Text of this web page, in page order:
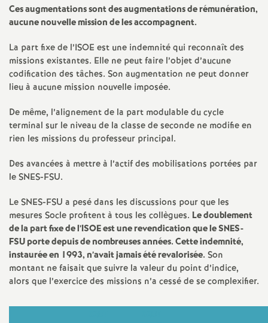
g
n
e
m
e
n
t
s
d
e
Ces augmentations sont des augmentations de rémunération,
aucune nouvelle mission de les accompagnent.
La part fixe de l’ISOE est une indemnité qui reconnaît des
missions existantes. Elle ne peut faire l’objet d’aucune
codification des tâches. Son augmentation ne peut donner
lieu à aucune mission nouvelle imposée.
De même, l’alignement de la part modulable du cycle
terminal sur le niveau de la classe de seconde ne modifie en
rien les missions du professeur principal.
Des avancées à mettre à l’actif des mobilisations portées par
le SNES-FSU.
Le SNES-FSU a pesé dans les discussions pour que les
mesures Socle profitent à tous les collègues. Le doublement
de la part fixe de l’ISOE est une revendication que le SNES-
FSU porte depuis de nombreuses années. Cette indemnité,
instaurée en 1993, n’avait jamais été revalorisée. Son
montant ne faisait que suivre la valeur du point d’indice,
alors que l’exercice des missions n’a cessé de se complexifier.